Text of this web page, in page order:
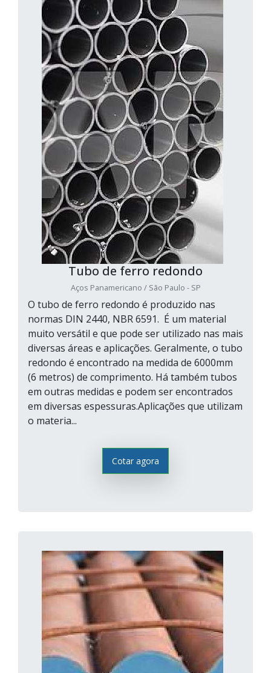
Tubo de ferro redondo
Aços Panamericano / São Paulo - SP
O tubo de ferro redondo é produzido nas
normas DIN 2440, NBR 6591. É um material
muito versátil e que pode ser utilizado nas mais
diversas áreas e aplicações. Geralmente, o tubo
redondo é encontrado na medida de 6000mm
(6 metros) de comprimento. Há também tubos
em outras medidas e podem ser encontrados
em diversas espessuras.Aplicações que utilizam
o materia...
Cotar agora